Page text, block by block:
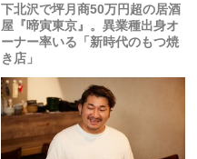
下北沢で坪月商50万円超の居酒
屋『啼寅東京』。異業種出身オ
ーナー率いる「新時代のもつ焼
き店」